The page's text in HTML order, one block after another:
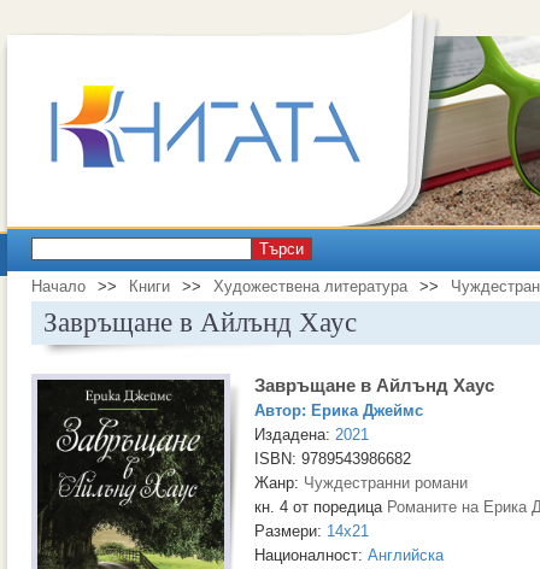
Търси
Начало >> Книги >> Художествена литература >>
Завръщане в Айлънд Хаус
Завръщане в Айлънд Хаус
Автор: Ерика Джеймс
Издадена: 2021
ISBN: 9789543986682
Жанр: Чуждестранни романи
кн. 4 от поредица Романите на Ерика
Размери: 14x21
Националност: Английска